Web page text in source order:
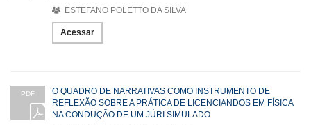
ESTEFANO POLETTO DA SILVA
Acessar
PDF
O QUADRO DE NARRATIVAS COMO INSTRUMENTO DE
REFLEXÃO SOBRE A PRÁTICA DE LICENCIANDOS EM FÍSICA
NA CONDUÇÃO DE UM JÚRI SIMULADO